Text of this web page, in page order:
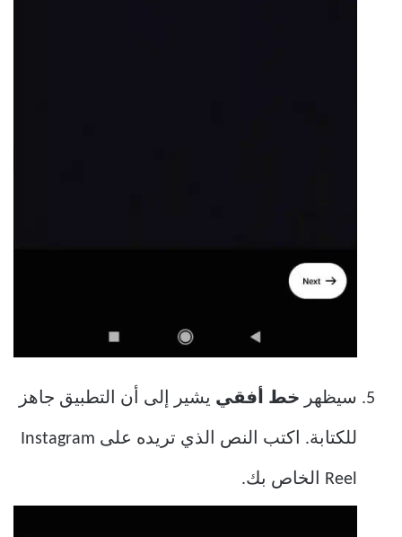
سيظهر خط أفقي يشير إلى أن التطبيق جاهز
للكتابة. اكتب النص الذي تريده على Instagram
Reel الخاص بك.